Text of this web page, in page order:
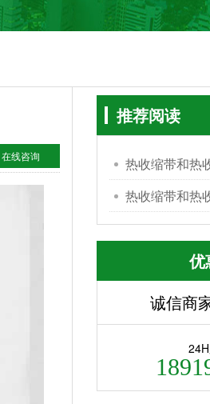
在线咨询
推荐阅读
热收缩带和热
热收缩带和热
优
诚信商